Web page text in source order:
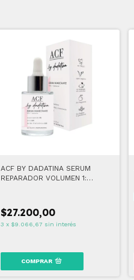
ACF BY DADATINA SERUM
REPARADOR VOLUMEN 1:
$27.200,00
3 x $9.066,67 sin interés